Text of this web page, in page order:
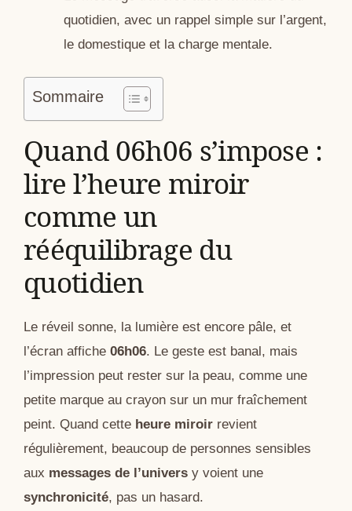
quotidien, avec un rappel simple sur l’argent,
le domestique et la charge mentale.
Sommaire
Quand 06h06 s’impose :
lire l’heure miroir
comme un
rééquilibrage du
quotidien
Le réveil sonne, la lumière est encore pâle, et
l’écran affiche 06h06. Le geste est banal, mais
l’impression peut rester sur la peau, comme une
petite marque au crayon sur un mur fraîchement
peint. Quand cette heure miroir revient
régulièrement, beaucoup de personnes sensibles
aux messages de l’univers y voient une
synchronicité, pas un hasard.